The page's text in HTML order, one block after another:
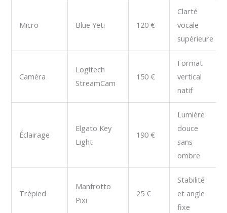
Micro Blue Yeti 120 €
Clarté
vocale
supérieure
Caméra
Logitech
StreamCam
150 €
Format
vertical
natif
Éclairage
Elgato Key
Light
190 €
Lumière
douce
sans
ombre
Trépied
Manfrotto
Pixi
25 €
Stabilité
et angle
fixe